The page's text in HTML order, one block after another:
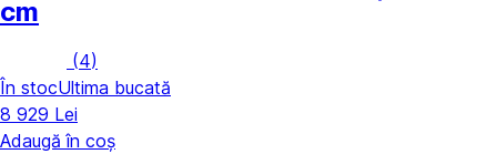
cm
(4)
În stocUltima bucată
8 929 Lei
Adaugă în coș